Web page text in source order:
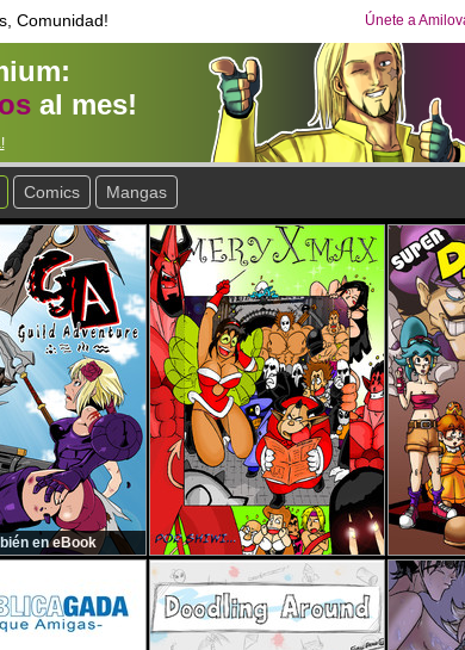
Comunidad! Únete a
al mes!
Comics Mangas
en eBook